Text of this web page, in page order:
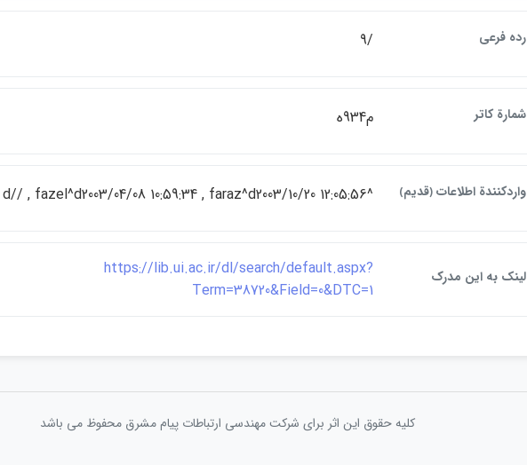
رده فرعي /9
شمارة كاتر م934ه
واردكنندة اطلاعات ﴿قديم﴾ ^d// , fazel^d2003/04/08 10:59:34 , faraz^d2003/10/20 12:05:56
لينک به اين مدرک
https://lib.ui.ac.ir/dl/search/default.aspx?
Term=38720&Field=0&DTC=1
کلیه حقوق این اثر برای شرکت مهندسی ارتباطات پيام مشرق محفوظ می باشد